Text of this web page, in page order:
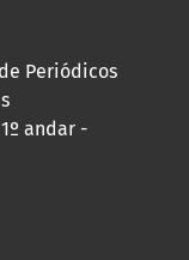
Periódicos
andar -